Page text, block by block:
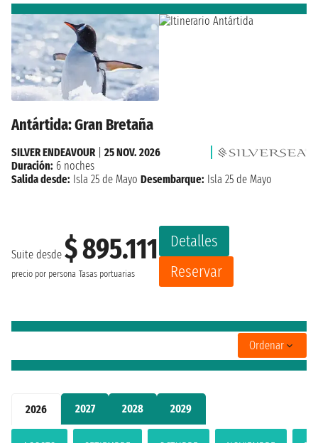
2026 2027 2028 2029
Antártida: Gran Bretaña
Suite desde $ 895.111
precio por persona Tasas portuarias
Detalles
Reservar
SILVER ENDEAVOUR
25 NOV. 2026
Duración: 6 noches
Salida desde: Isla 25 de Mayo Desembarque: Isla 25 de Mayo
Ordenar